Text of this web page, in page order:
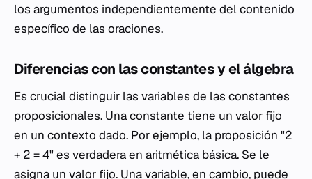
los argumentos independientemente del contenido
específico de las oraciones.
Diferencias con las constantes y el álgebra
Es crucial distinguir las variables de las constantes
proposicionales. Una constante tiene un valor fijo
en un contexto dado. Por ejemplo, la proposición "2
+ 2 = 4" es verdadera en aritmética básica. Se le
asigna un valor fijo. Una variable, en cambio, puede